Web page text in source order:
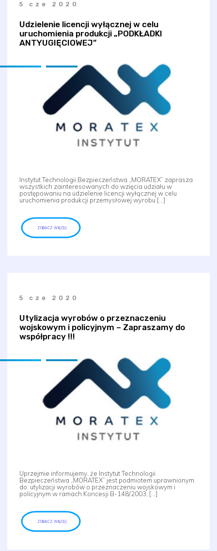
5 cze 2020
Udzielenie licencji wyłącznej w celu
uruchomienia produkcji „PODKŁADKI
ANTYUGIĘCIOWEJ”
Instytut Technologii Bezpieczeństwa „MORATEX” zaprasza
wszystkich zainteresowanych do wzięcia udziału w
postępowaniu na udzielenie licencji wyłącznej w celu
uruchomienia produkcji przemysłowej wyrobu […]
ZOBACZ WIĘCEJ
5 cze 2020
Utylizacja wyrobów o przeznaczeniu
wojskowym i policyjnym – Zapraszamy do
współpracy !!!
Uprzejmie informujemy, że Instytut Technologii
Bezpieczeństwa „MORATEX” jest podmiotem uprawnionym
do: utylizacji wyrobów o przeznaczeniu wojskowym i
policyjnym w ramach Koncesji B-148/2003, […]
ZOBACZ WIĘCEJ